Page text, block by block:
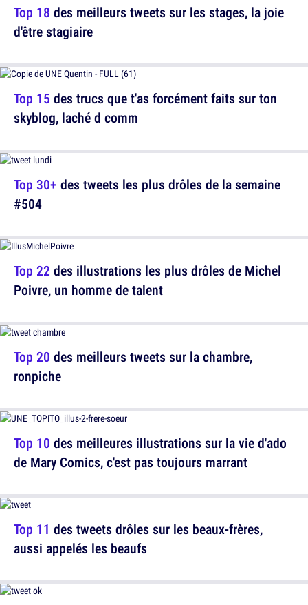
Top 15 des trucs que t'as forcément faits sur ton
skyblog, laché d comm
Top 22 des illustrations les plus drôles de Michel
Poivre, un homme de talent
Top 10 des meilleures illustrations sur la vie d'ado
de Mary Comics, c'est pas toujours marrant
Top 18 des meilleurs tweets sur les stages, la joie
d'être stagiaire
Top 30+ des tweets les plus drôles de la semaine
#504
Top 20 des meilleurs tweets sur la chambre,
ronpiche
Top 11 des tweets drôles sur les beaux-frères,
aussi appelés les beaufs